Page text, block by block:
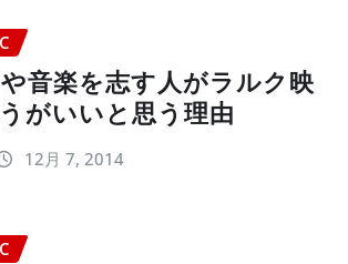
音楽を志す人がラルク映
がいいと思う理由
12月 7, 2014